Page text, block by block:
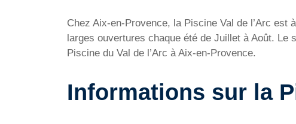
Chez Aix-en-Provence, la Piscine Val de l’Arc est
larges ouvertures chaque été de Juillet à Août.
Piscine du Val de l’Arc à Aix-en-Provence.
Informations sur la